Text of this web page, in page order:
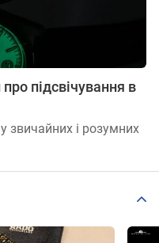
підсвічування в
звичайних і розумних